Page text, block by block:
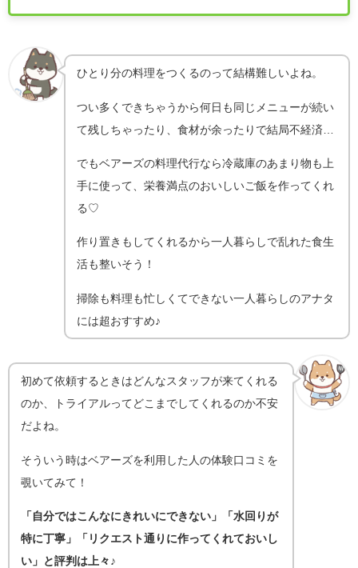
ひとり分の料理をつくるのって結構難しいよね。
つい多くできちゃうから何日も同じメニューが続い
て残しちゃったり、食材が余ったりで結局不経済…
でもベアーズの料理代行なら冷蔵庫のあまり物も上
手に使って、栄養満点のおいしいご飯を作ってくれ
る♡
作り置きもしてくれるから一人暮らしで乱れた食生
活も整いそう！
掃除も料理も忙しくてできない一人暮らしのアナタ
には超おすすめ♪
初めて依頼するときはどんなスタッフが来てくれる
のか、トライアルってどこまでしてくれるのか不安
だよね。
そういう時はベアーズを利用した人の体験口コミを
覗いてみて！
「自分ではこんなにきれいにできない」「水回りが
特に丁寧」「リクエスト通りに作ってくれておいし
い」と評判は上々♪